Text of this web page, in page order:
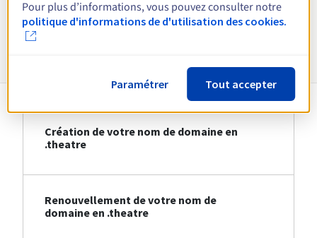
Création de votre nom de domaine en
.theatre
Renouvellement de votre nom de
domaine en .theatre
Pour plus d’informations, vous pouvez consulter notre
politique d'informations de d'utilisation des cookies.
Paramétrer Tout accepter